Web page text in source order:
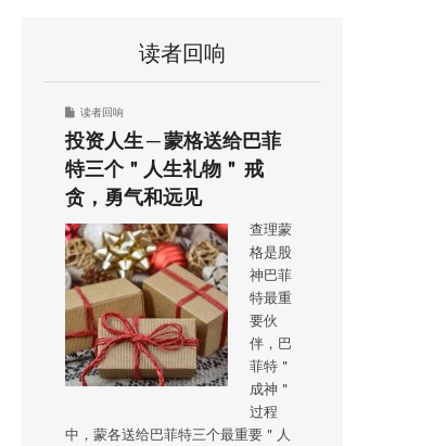
读者回响
读者回响
投资人生 ─ 蒙格送给巴菲
特三个＂人生礼物＂ 戒
贪，勇气和远见
查理蒙
格是股
神巴菲
特最重
要伙
伴，巴
菲特＂
成神＂
过程
中，蒙各送给巴菲特三个最重要＂人